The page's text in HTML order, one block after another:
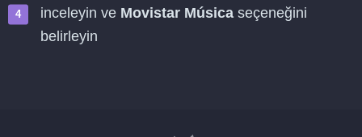
inceleyin ve Movistar Música seçeneğini
belirleyin